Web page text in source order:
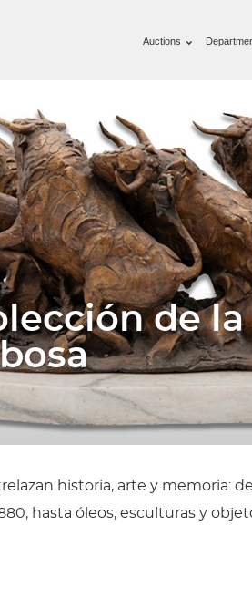
Auctions
de
historia, arte y memoria:
hasta óleos, esculturas y